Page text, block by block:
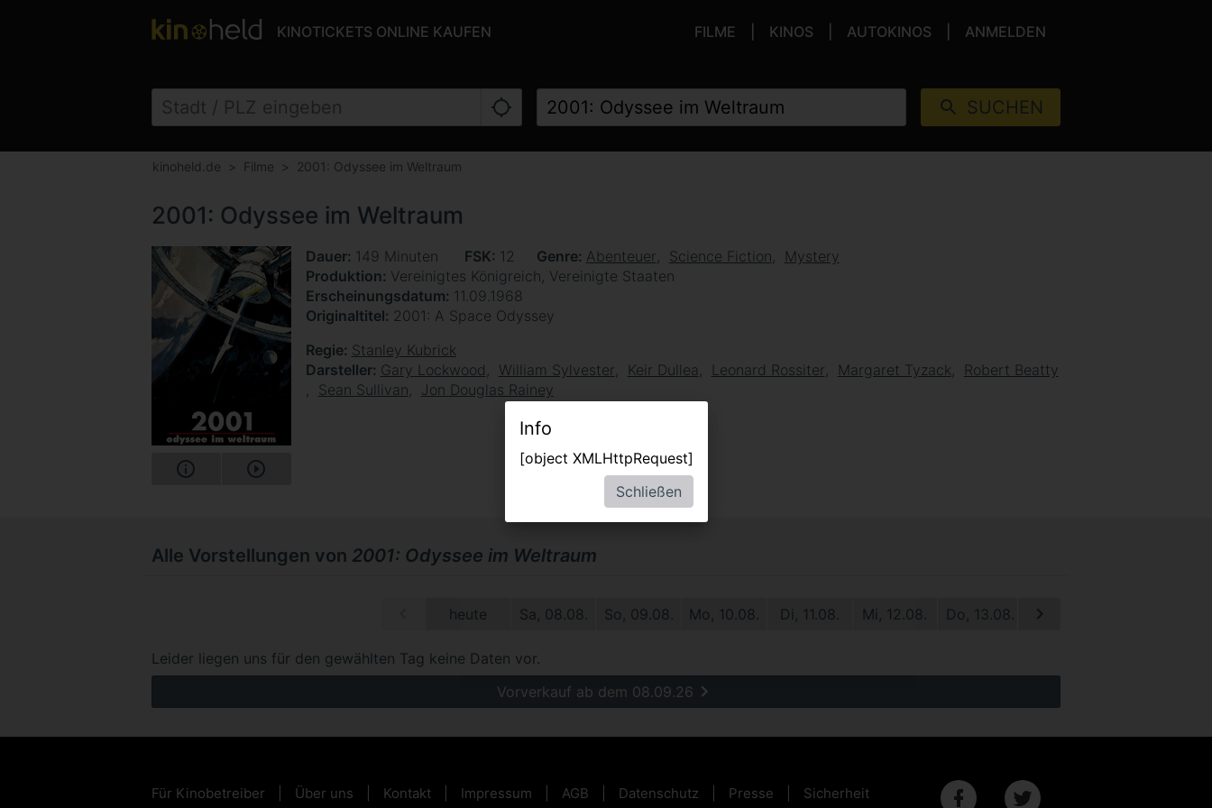
KINOTICKETS ONLINE KAUFEN FILME KINOS AUTOKINOS ANMELDEN
SUCHEN
kinoheld.de Filme 2001: Odyssee im Weltraum
2001: Odyssee im Weltraum
Dauer 149 Minuten FSK 12 Genre Abenteuer Science Fiction
Mystery
Produktion Vereinigtes Königreich, Vereinigte Staaten
Erscheinungsdatum 11.09.1968
Originaltitel 2001: A Space Odyssey
Regie Stanley Kubrick
Darsteller Gary Lockwood William Sylvester Keir Dullea Leonard Rossiter Margaret Tyzack
Robert Beatty
Sean Sullivan
Jon Douglas Rainey
Alle Vorstellungen von 2001: Odyssee im Weltraum
heute Sa, 08.08. So, 09.08. Mo, 10.08. Di, 11.08. Mi, 12.08. Do, 13.08. Fr, 14.08.
Leider liegen uns für den gewählten Tag keine Daten vor.
Vorverkauf ab dem 08.09.26
Für Kinobetreiber Über uns Kontakt Impressum AGB Datenschutz Presse Sicherheit
Info
[object XMLHttpRequest]
Schließen